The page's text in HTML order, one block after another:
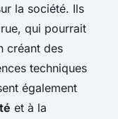
la société. Ils
qui pourrait
créant des
techniques
également
et à la